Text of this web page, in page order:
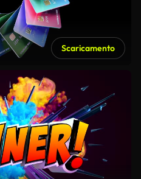
Scaricamento